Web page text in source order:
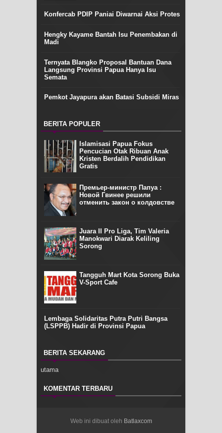
Konfercab PDIP Paniai Diwarnai Aksi Protes
Hengky Kayame Bantah Isu Penembakan di
Madi
Ternyata Blangko Proposal Bantuan Dana
Langsung Provinsi Papua Hanya Isu
Semata
Pemkot Jayapura akan Batasi Subsidi Miras
BERITA POPULER
Islamisasi Papua Fokus
Pencucian Otak Ribuan Anak
Kristen Berdalih Pendidikan
Gratis
Премьер-министр Папуа :
Новой Гвинее решили
отменить закон о колдовстве
Juara II Pro Liga, Tim Valeria
Manokwari Diarak Keliling
Sorong
Tangguh Mart Kota Sorong Buka
V-Sport Cafe
Lembaga Solidaritas Putra Putri Bangsa
(LSPPB) Hadir di Provinsi Papua
BERITA SEKARANG
utama
KOMENTAR TERBARU
Web ini dibuat oleh Batlaxcom